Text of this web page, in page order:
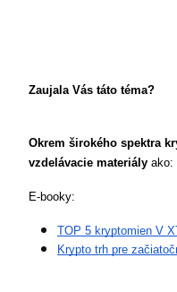
Zaujala Vás táto téma?
Okrem širokého spektra
vzdelávacie materiály ako:
E-booky:
TOP 5 kryptomien V
Krypto trh pre